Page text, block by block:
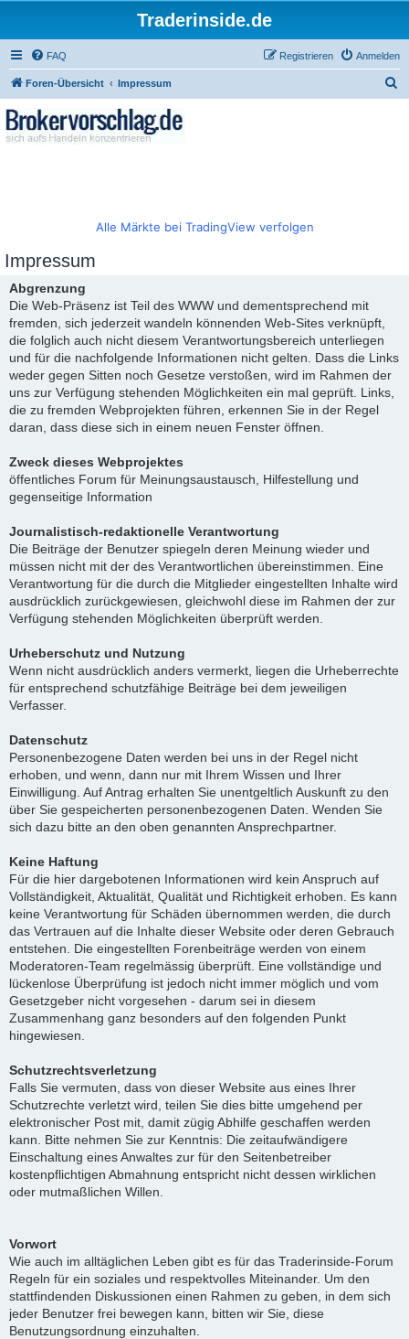
Traderinside.de
FAQ Anmelden
Registrieren
Foren-Übersicht Impressum
Alle Märkte bei TradingView verfolgen
Impressum
Abgrenzung
Die Web-Präsenz ist Teil des WWW und dementsprechend mit
fremden, sich jederzeit wandeln könnenden Web-Sites verknüpft,
die folglich auch nicht diesem Verantwortungsbereich unterliegen
und für die nachfolgende Informationen nicht gelten. Dass die Links
weder gegen Sitten noch Gesetze verstoßen, wird im Rahmen der
uns zur Verfügung stehenden Möglichkeiten ein mal geprüft. Links,
die zu fremden Webprojekten führen, erkennen Sie in der Regel
daran, dass diese sich in einem neuen Fenster öffnen.
Zweck dieses Webprojektes
öffentliches Forum für Meinungsaustausch, Hilfestellung und
gegenseitige Information
Journalistisch-redaktionelle Verantwortung
Die Beiträge der Benutzer spiegeln deren Meinung wieder und
müssen nicht mit der des Verantwortlichen übereinstimmen. Eine
Verantwortung für die durch die Mitglieder eingestellten Inhalte wird
ausdrücklich zurückgewiesen, gleichwohl diese im Rahmen der zur
Verfügung stehenden Möglichkeiten überprüft werden.
Urheberschutz und Nutzung
Wenn nicht ausdrücklich anders vermerkt, liegen die Urheberrechte
für entsprechend schutzfähige Beiträge bei dem jeweiligen
Verfasser.
Datenschutz
Personenbezogene Daten werden bei uns in der Regel nicht
erhoben, und wenn, dann nur mit Ihrem Wissen und Ihrer
Einwilligung. Auf Antrag erhalten Sie unentgeltlich Auskunft zu den
über Sie gespeicherten personenbezogenen Daten. Wenden Sie
sich dazu bitte an den oben genannten Ansprechpartner.
Keine Haftung
Für die hier dargebotenen Informationen wird kein Anspruch auf
Vollständigkeit, Aktualität, Qualität und Richtigkeit erhoben. Es kann
keine Verantwortung für Schäden übernommen werden, die durch
das Vertrauen auf die Inhalte dieser Website oder deren Gebrauch
entstehen. Die eingestellten Forenbeiträge werden von einem
Moderatoren-Team regelmässig überprüft. Eine vollständige und
lückenlose Überprüfung ist jedoch nicht immer möglich und vom
Gesetzgeber nicht vorgesehen - darum sei in diesem
Zusammenhang ganz besonders auf den folgenden Punkt
hingewiesen.
Schutzrechtsverletzung
Falls Sie vermuten, dass von dieser Website aus eines Ihrer
Schutzrechte verletzt wird, teilen Sie dies bitte umgehend per
elektronischer Post mit, damit zügig Abhilfe geschaffen werden
kann. Bitte nehmen Sie zur Kenntnis: Die zeitaufwändigere
Einschaltung eines Anwaltes zur für den Seitenbetreiber
kostenpflichtigen Abmahnung entspricht nicht dessen wirklichen
oder mutmaßlichen Willen.
Vorwort
Wie auch im alltäglichen Leben gibt es für das Traderinside-Forum
Regeln für ein soziales und respektvolles Miteinander. Um den
stattfindenden Diskussionen einen Rahmen zu geben, in dem sich
jeder Benutzer frei bewegen kann, bitten wir Sie, diese
Benutzungsordnung einzuhalten.